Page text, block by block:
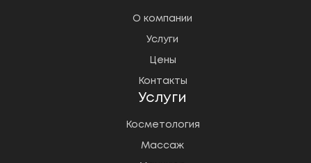
О компании
Услуги
Цены
Контакты
Услуги
Косметология
Массаж